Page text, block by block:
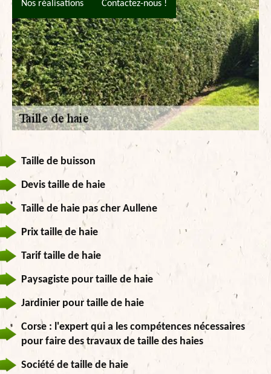
Nos réalisations Contactez-nous !
Taille de buisson
Devis taille de haie
Taille de haie pas cher Aullene
Prix taille de haie
Tarif taille de haie
Paysagiste pour taille de haie
Jardinier pour taille de haie
Corse : l'expert qui a les compétences nécessaires
pour faire des travaux de taille des haies
Société de taille de haie